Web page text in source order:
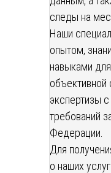
следы на
Наши
опытом,
навыками
экспертизы
требований
Федерации.
Для
о наших